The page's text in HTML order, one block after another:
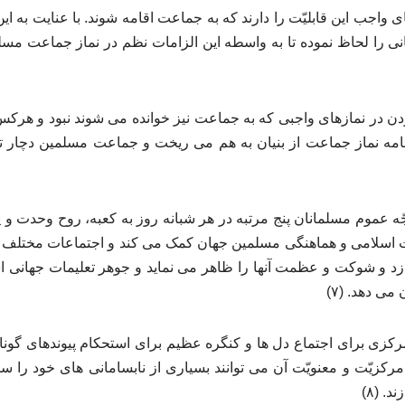
واجب این قابلیّت را دارند که به جماعت اقامه شوند. با عنایت به
را لحاظ نموده تا به‌ واسطه این الزامات نظم در نماز جماعت
بودن در نمازهای واجبی که به جماعت نیز خوانده می‌ شوند نبود و
نماز جماعت از بنیان به هم می ریخت و جماعت مسلمین
مسلمانان پنج مرتبه در هر شبانه روز به کعبه، روح وحدت و
و هماهنگی مسلمین جهان کمک می کند و اجتماعات
و شوکت و عظمت آنها را ظاهر می نماید و جوهر تعلیمات
می دهد. (۷)
برای اجتماع دل ها و کنگره عظیم برای استحکام پیوندهای
و معنویّت آن می توانند بسیاری از نابسامانی های خود
(۸)